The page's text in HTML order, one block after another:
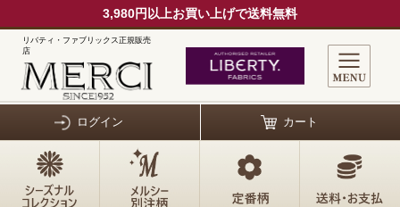
3,980円以上お買い上げで送料無料
リバティ・ファブリックス正規販売
店
ログイン カート